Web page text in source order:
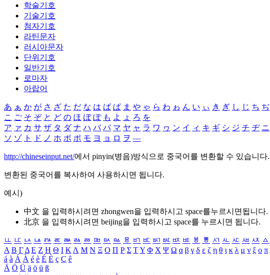
학술기호
기술기호
첨자기호
라틴문자
러시아문자
단위기호
일반기호
로마자
아랍어
あ ぁ か が さ ざ た だ な は ば ぱ ま や ゃ ら わ ゎ ん い ぃ き ぎ し じ ち ぢ
こ ご そ ぞ と ど の ほ ぼ ぽ も よ ょ ろ を
ア ァ カ サ ザ タ ダ ナ ハ バ パ マ ヤ ャ ラ ワ ヮ ン イ ィ キ ギ シ ジ チ ヂ ニ
ソ ゾ ト ド ノ ホ ボ ポ モ ヨ ョ ロ ヲ ―
http://chineseinput.net/에서 pinyin(병음)방식으로 중국어를 변환할 수 있습니다.
변환된 중국어를 복사하여 사용하시면 됩니다.
예시)
中文 을 입력하시려면 zhongwen을 입력하시고 space를누르시면됩니다.
北京 을 입력하시려면 beijing을 입력하시고 space를 누르시면 됩니다.
ㅥ ㅦ ㅧ ㅨ ㅩ ㅪ ㅫ ㅬ ㅭ ㅮ ㅯ ㅰ ㅱ ㅲ ㅳ ㅴ ㅵ ㅶ ㅷ ㅸ ㅹ ㅺ ㅻ ㅼ ㅽ ㅾ ㅿ
Α Β ΓΔ Ε Ζ Η Θ Ι ΚΛ Μ Ν Ξ Ο Π Ρ Σ ΤΥ Φ Χ Ψ Ω α β γ δ ε ζ η θ ι κ λ μ ν ξ ο π
á à Á À é è É È ç Ç ê
Ä Ö Ü ä ö ü ß